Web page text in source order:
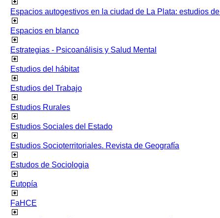
Espacios autogestivos en la ciudad de La Plata: estudios
Espacios en blanco
Estrategias - Psicoanálisis y Salud Mental
Estudios del hábitat
Estudios del Trabajo
Estudios Rurales
Estudios Sociales del Estado
Estudios Socioterritoriales. Revista de Geografía
Estudos de Sociologia
Eutopía
FaHCE